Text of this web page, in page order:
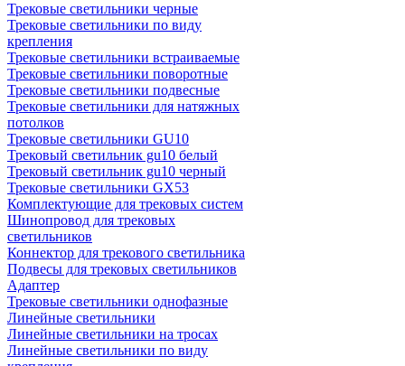
Трековые светильники черные
Трековые светильники по виду
крепления
Трековые светильники встраиваемые
Трековые светильники поворотные
Трековые светильники подвесные
Трековые светильники для натяжных
потолков
Трековые светильники GU10
Трековый светильник gu10 белый
Трековый светильник gu10 черный
Трековые светильники GX53
Комплектующие для трековых систем
Шинопровод для трековых
светильников
Коннектор для трекового светильника
Подвесы для трековых светильников
Адаптер
Трековые светильники однофазные
Линейные светильники
Линейные светильники на тросах
Линейные светильники по виду